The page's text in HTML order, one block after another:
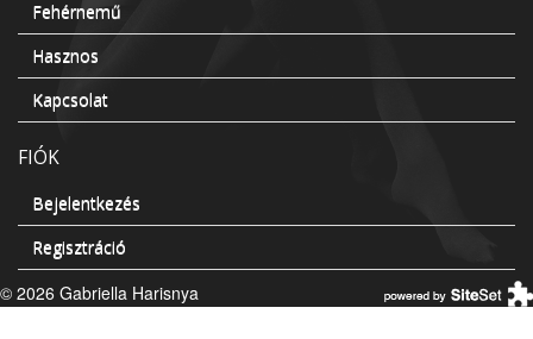
Fehérnemű
Hasznos
Kapcsolat
FIÓK
Bejelentkezés
Regisztráció
© 2026 Gabriella Harisnya